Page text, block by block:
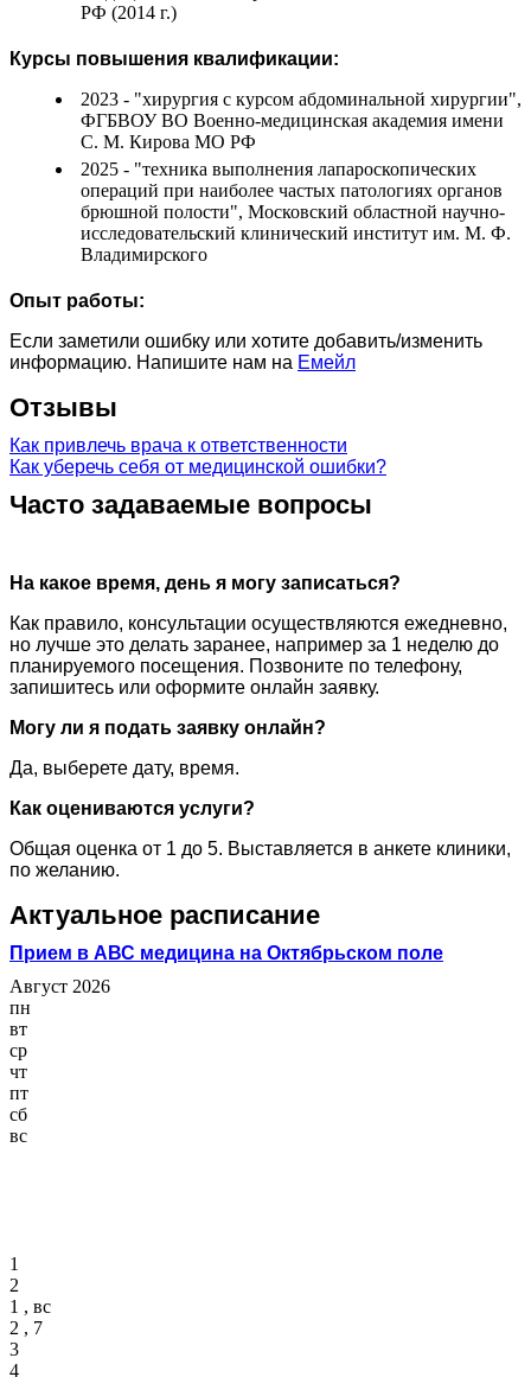
РФ (2014 г.)
Курсы повышения квалификации:
2023 - "хирургия с курсом абдоминальной хирургии",
ФГБВОУ ВО Военно-медицинская академия имени
С. М. Кирова МО РФ
2025 - "техника выполнения лапароскопических
операций при наиболее частых патологиях органов
брюшной полости", Московский областной научно-
исследовательский клинический институт им. М. Ф.
Владимирского
Опыт работы:
Если заметили ошибку или хотите добавить/изменить
информацию. Напишите нам на Емейл
Отзывы
Как привлечь врача к ответственности
Как уберечь себя от медицинской ошибки?
Часто задаваемые вопросы
На какое время, день я могу записаться?
Как правило, консультации осуществляются ежедневно,
но лучше это делать заранее, например за 1 неделю до
планируемого посещения. Позвоните по телефону,
запишитесь или оформите онлайн заявку.
Могу ли я подать заявку онлайн?
Да, выберете дату, время.
Как оцениваются услуги?
Общая оценка от 1 до 5. Выставляется в анкете клиники,
по желанию.
Актуальное расписание
Прием в АВС медицина на Октябрьском поле
Август 2026
пн
вт
ср
чт
пт
сб
вс
1
2
1 , вс
2 , 7
3
4